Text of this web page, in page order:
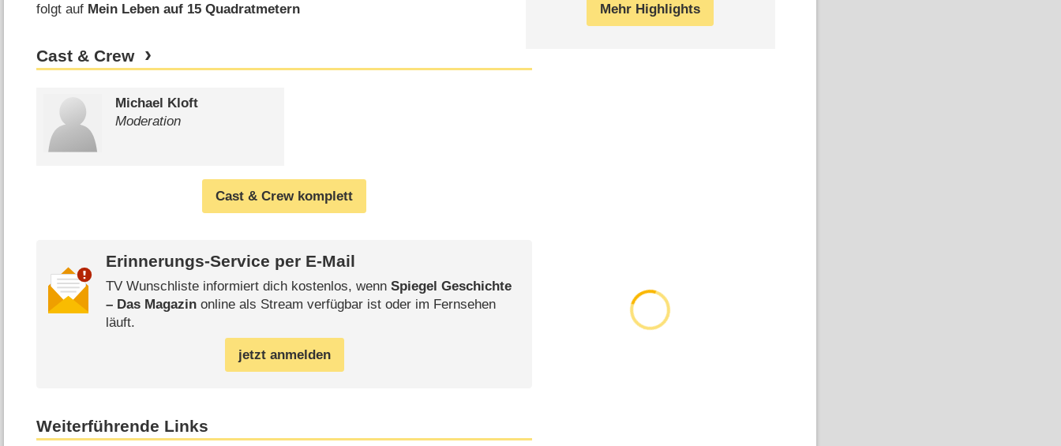
folgt auf Mein Leben auf 15 Quadratmetern
Cast & Crew
Michael Kloft
Moderation
Cast & Crew komplett
Erinnerungs-Service per E-Mail
TV Wunschliste informiert dich kostenlos, wenn Spiegel Geschichte
– Das Magazinonline als Stream verfügbar ist oder im Fernsehen
läuft.
jetzt anmelden
Weiterführende Links
Mehr Highlights